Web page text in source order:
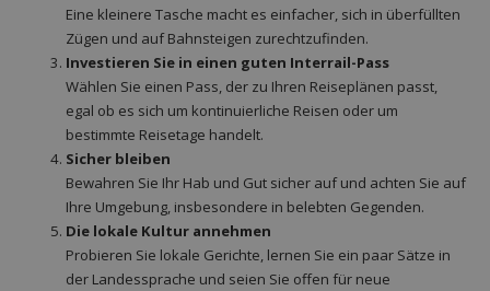
Eine kleinere Tasche macht es einfacher, sich in überfüllten
Zügen und auf Bahnsteigen zurechtzufinden.
Investieren Sie in einen guten Interrail-Pass
Wählen Sie einen Pass, der zu Ihren Reiseplänen passt,
egal ob es sich um kontinuierliche Reisen oder um
bestimmte Reisetage handelt.
Sicher bleiben
Bewahren Sie Ihr Hab und Gut sicher auf und achten Sie auf
Ihre Umgebung, insbesondere in belebten Gegenden.
Die lokale Kultur annehmen
Probieren Sie lokale Gerichte, lernen Sie ein paar Sätze in
der Landessprache und seien Sie offen für neue